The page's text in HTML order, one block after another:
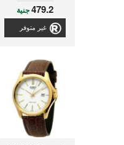
479.2جنية
غير متوفر